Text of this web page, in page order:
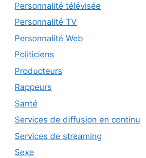
Personnalité télévisée
Personnalité TV
Personnalité Web
Politiciens
Producteurs
Rappeurs
Santé
Services de diffusion en continu
Services de streaming
Sexe